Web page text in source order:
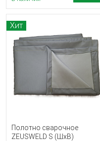
Хит
Полотно сварочное
ZEUSWELD S (ШхВ)